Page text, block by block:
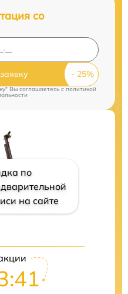
со
Вы соглашаетесь cполитикой
по
на сайте